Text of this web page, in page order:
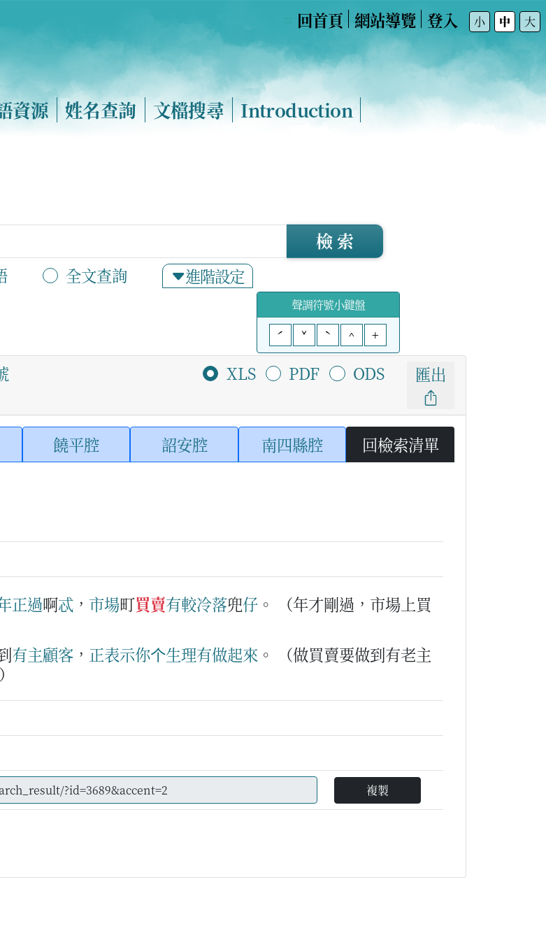
回首頁 網站導覽 登入 小 中 大
資源 姓名查詢 文檔搜尋 Introduction
全文查詢 進階設定
檢 索
聲調符號小鍵盤
ˊ
ˇ ˋ ^ +
XLS PDF ODS 匯出
饒平腔 詔安腔 南四縣腔 回檢索清單
正過啊忒 ， 市場町買賣有較冷落兜仔 。
（年才剛過，市場上買
有主顧客 ， 正表示你个生理有做起來 。
（做買賣要做到有老主
複製